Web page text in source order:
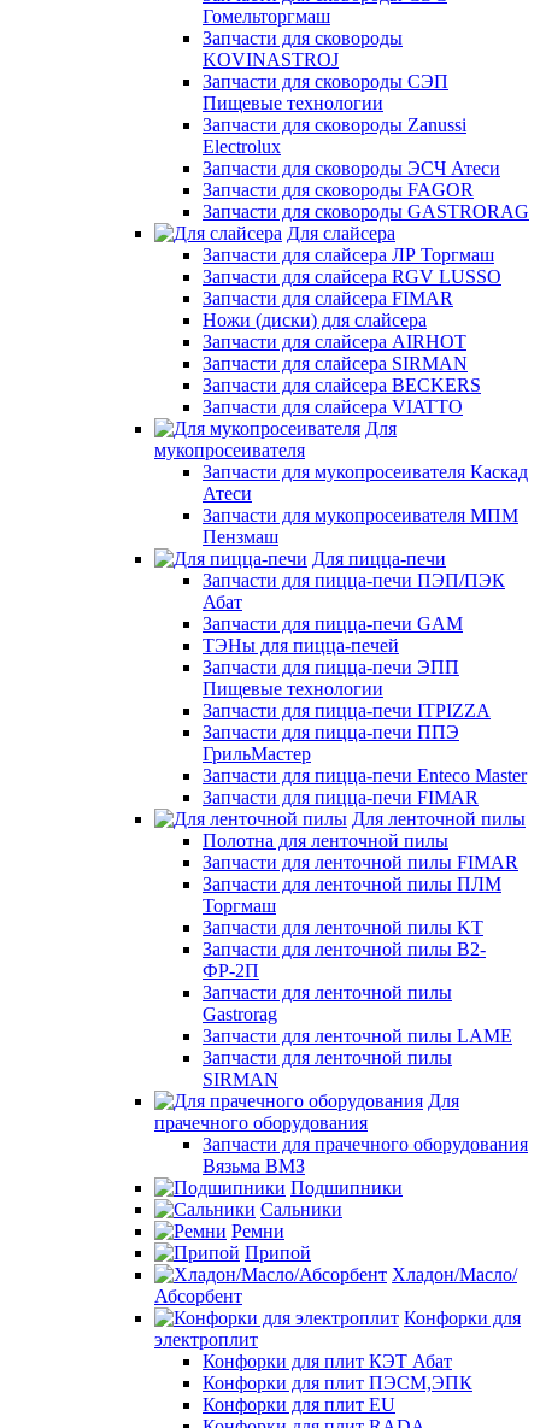
Гомельторгмаш
Запчасти для сковороды
KOVINASTROJ
Запчасти для сковороды СЭП
Пищевые технологии
Запчасти для сковороды Zanussi
Electrolux
Запчасти для сковороды ЭСЧ Атеси
Запчасти для сковороды FAGOR
Запчасти для сковороды GASTRORAG
Для слайсера
Запчасти для слайсера ЛР Торгмаш
Запчасти для слайсера RGV LUSSO
Запчасти для слайсера FIMAR
Ножи (диски) для слайсера
Запчасти для слайсера AIRHOT
Запчасти для слайсера SIRMAN
Запчасти для слайсера BECKERS
Запчасти для слайсера VIATTO
Для
мукопросеивателя
Запчасти для мукопросеивателя Каскад
Атеси
Запчасти для мукопросеивателя МПМ
Пензмаш
Для пицца-печи
Запчасти для пицца-печи ПЭП/ПЭК
Абат
Запчасти для пицца-печи GAM
ТЭНы для пицца-печей
Запчасти для пицца-печи ЭПП
Пищевые технологии
Запчасти для пицца-печи ITPIZZA
Запчасти для пицца-печи ППЭ
ГрильМастер
Запчасти для пицца-печи Enteco Master
Запчасти для пицца-печи FIMAR
Для ленточной пилы
Полотна для ленточной пилы
Запчасти для ленточной пилы FIMAR
Запчасти для ленточной пилы ПЛМ
Торгмаш
Запчасти для ленточной пилы KT
Запчасти для ленточной пилы В2-
ФР-2П
Запчасти для ленточной пилы
Gastrorag
Запчасти для ленточной пилы LAME
Запчасти для ленточной пилы
SIRMAN
Для
прачечного оборудования
Запчасти для прачечного оборудования
Вязьма ВМЗ
Подшипники
Сальники
Ремни
Припой
Хладон/Масло/
Абсорбент
Конфорки для
электроплит
Конфорки для плит КЭТ Абат
Конфорки для плит ПЭСМ,ЭПК
Конфорки для плит EU